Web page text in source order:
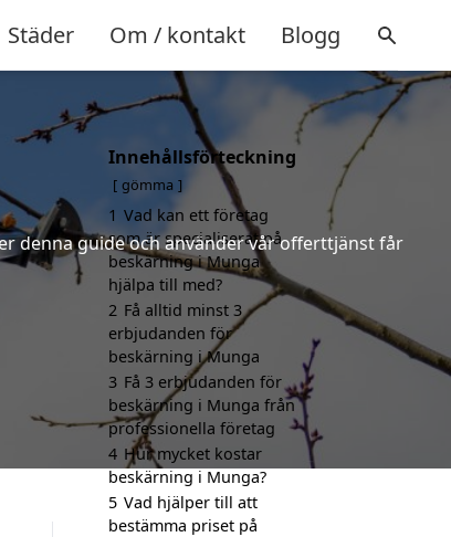
Städer Om / kontakt Blogg
denna guide och använder vår offerttjänst får
Innehållsförteckning
gömma
1 Vad kan ett företag
som är specialiserat på
beskärning i Munga
hjälpa till med?
2 Få alltid minst 3
erbjudanden för
beskärning i Munga
3 Få 3 erbjudanden för
beskärning i Munga från
professionella företag
4 Hur mycket kostar
beskärning i Munga?
5 Vad hjälper till att
bestämma priset på